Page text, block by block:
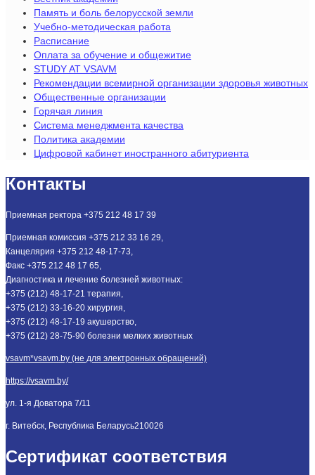
Память и боль белорусской земли
Учебно-методическая работа
Расписание
Оплата за обучение и общежитие
STUDY AT VSAVM
Рекомендации всемирной организации здоровья животных
Общественные организации
Горячая линия
Система менеджмента качества
Политика академии
Цифровой кабинет иностранного абитуриента
Контакты
Приемная ректора +375 212 48 17 39
Приемная комиссия +375 212 33 16 29,
Канцелярия +375 212 48-17-73,
Факс +375 212 48 17 65,
Диагностика и лечение болезней животных:
+375 (212) 48-17-21 терапия,
+375 (212) 33-16-20 хирургия,
+375 (212) 48-17-19 акушерство,
+375 (212) 28-75-90 болезни мелких животных
vsavm*vsavm.by (не для электронных обращений)
https://vsavm.by/
ул. 1-я Доватора 7/11
г. Витебск, Республика Беларусь210026
Сертификат соответствия